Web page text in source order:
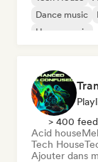
Dance music
House music
> 400
Acid house
Tech House
Ajouter dans